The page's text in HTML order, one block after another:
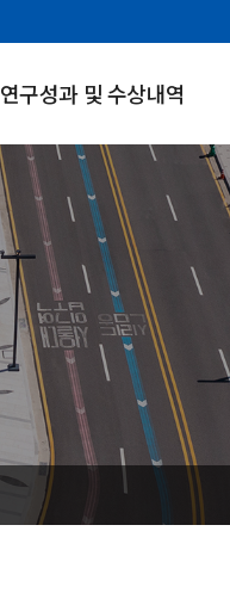
연구성과 및 수상내역